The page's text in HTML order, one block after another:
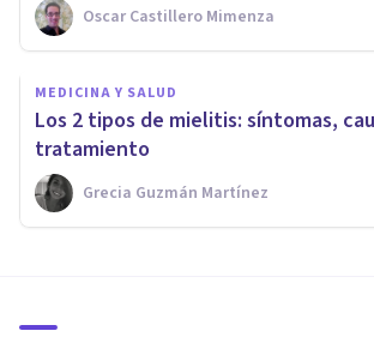
Oscar Castillero Mimenza
MEDICINA Y SALUD
Los 2 tipos de mielitis: síntomas,
tratamiento
Grecia Guzmán Martínez